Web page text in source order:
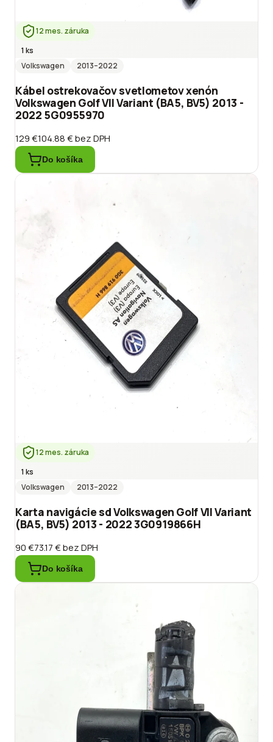
12 mes. záruka
1 ks
Volkswagen
2013–2022
Kábel ostrekovačov svetlometov xenón
Volkswagen Golf VII Variant (BA5, BV5) 2013 -
2022 5G0955970
129 €104.88 €bez DPH
Do košíka
12 mes. záruka
1 ks
Volkswagen
2013–2022
Karta navigácie sd Volkswagen Golf VII Variant
(BA5, BV5) 2013 - 2022 3G0919866H
90 €73.17 €bez DPH
Do košíka